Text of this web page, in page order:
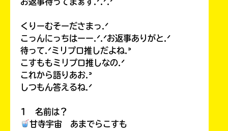
くりーむそーださまっ.ᐟ
こっんにっちはーー.ᐟ.ᐟお返事ありがと.ᐟ
待って.ᐟミリプロ推しだよね.ᐣ
こすももミリプロ推しなの.ᐟ
これから語りあお.ᐣ
しつもん答えるね.ᐟ
1 名前は？
甘寺宇宙 あまでらこすも